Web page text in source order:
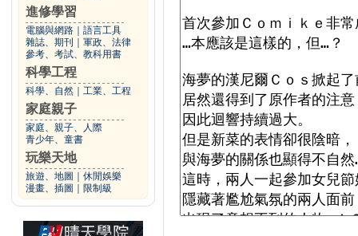
進修學習
電腦與網路
語言工具
雜誌、期刊
軍政、法律
參考、考試、教科用書
科學工程
科學、自然 工業、工程
家庭親子
家庭、親子、人際
青少年、童書
玩樂天地
旅遊、地圖
休閒娛樂
漫畫、插圖
限制級